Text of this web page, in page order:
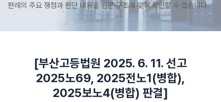
판례의 주요 쟁점과 판단 내용을 원문 구조에 맞춰 확인할 수 있습니다.
[부산고등법원 2025. 6. 11. 선고
2025노69, 2025전노1(병합),
2025보노4(병합) 판결]